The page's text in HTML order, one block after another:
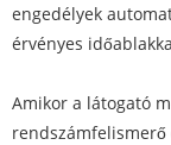
engedélyek
érvényes
Amikor a látogató
rendszámfelismerő